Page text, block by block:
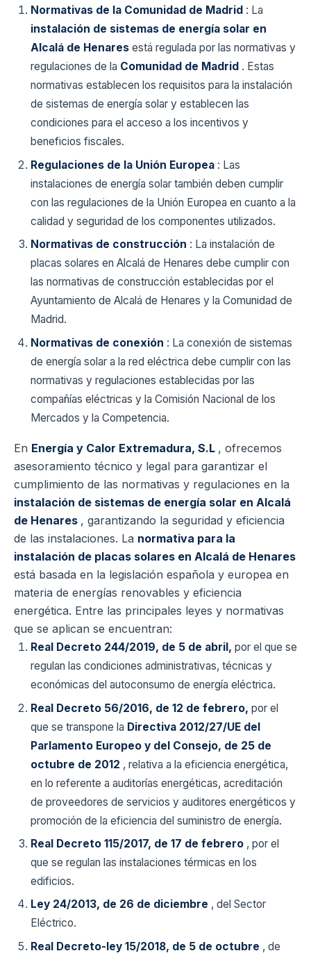
Normativas de la Comunidad de Madrid : La
instalación de sistemas de energía solar en
Alcalá de Henares está regulada por las normativas y
regulaciones de la Comunidad de Madrid . Estas
normativas establecen los requisitos para la instalación
de sistemas de energía solar y establecen las
condiciones para el acceso a los incentivos y
beneficios fiscales.
Regulaciones de la Unión Europea : Las
instalaciones de energía solar también deben cumplir
con las regulaciones de la Unión Europea en cuanto a la
calidad y seguridad de los componentes utilizados.
Normativas de construcción : La instalación de
placas solares en Alcalá de Henares debe cumplir con
las normativas de construcción establecidas por el
Ayuntamiento de Alcalá de Henares y la Comunidad de
Madrid.
Normativas de conexión : La conexión de sistemas
de energía solar a la red eléctrica debe cumplir con las
normativas y regulaciones establecidas por las
compañías eléctricas y la Comisión Nacional de los
Mercados y la Competencia.
En Energía y Calor Extremadura, S.L , ofrecemos
asesoramiento técnico y legal para garantizar el
cumplimiento de las normativas y regulaciones en la
instalación de sistemas de energía solar en Alcalá
de Henares , garantizando la seguridad y eficiencia
de las instalaciones. La normativa para la
instalación de placas solares en Alcalá de Henares
está basada en la legislación española y europea en
materia de energías renovables y eficiencia
energética. Entre las principales leyes y normativas
que se aplican se encuentran:
Real Decreto 244/2019, de 5 de abril, por el que se
regulan las condiciones administrativas, técnicas y
económicas del autoconsumo de energía eléctrica.
Real Decreto 56/2016, de 12 de febrero, por el
que se transpone la Directiva 2012/27/UE del
Parlamento Europeo y del Consejo, de 25 de
octubre de 2012 , relativa a la eficiencia energética,
en lo referente a auditorías energéticas, acreditación
de proveedores de servicios y auditores energéticos y
promoción de la eficiencia del suministro de energía.
Real Decreto 115/2017, de 17 de febrero , por el
que se regulan las instalaciones térmicas en los
edificios.
Ley 24/2013, de 26 de diciembre , del Sector
Eléctrico.
Real Decreto-ley 15/2018, de 5 de octubre , de